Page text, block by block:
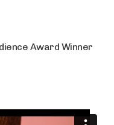
Award Winner